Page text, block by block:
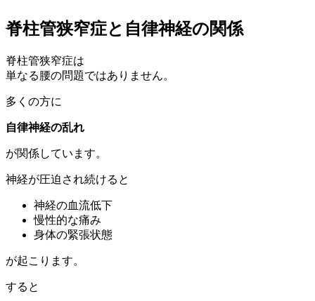
脊柱管狭窄症と自律神経の関係
脊柱管狭窄症は
単なる腰の問題ではありません。
多くの方に
自律神経の乱れ
が関係しています。
神経が圧迫され続けると
神経の血流低下
慢性的な痛み
身体の緊張状態
が起こります。
すると